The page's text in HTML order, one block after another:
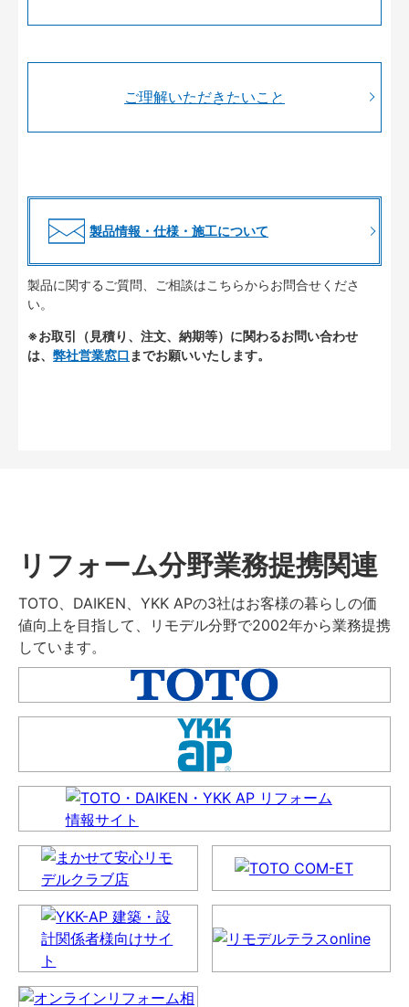
ご理解いただきたいこと
製品情報・仕様・施工について
製品に関するご質問、ご相談はこちらからお問合せくださ
い。
※お取引（見積り、注文、納期等）に関わるお問い合わせ
は、 弊社営業窓口 までお願いいたします。
リフォーム分野業務提携関連
TOTO、DAIKEN、YKK APの3社はお客様の暮らしの価
値向上を目指して、リモデル分野で2002年から業務提携
しています。